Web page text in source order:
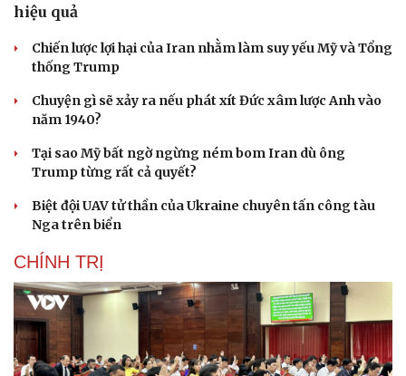
hiệu quả
Chiến lược lợi hại của Iran nhằm làm suy yếu Mỹ và Tổng
thống Trump
Chuyện gì sẽ xảy ra nếu phát xít Đức xâm lược Anh vào
năm 1940?
Tại sao Mỹ bất ngờ ngừng ném bom Iran dù ông
Trump từng rất cả quyết?
Biệt đội UAV tử thần của Ukraine chuyên tấn công tàu
Nga trên biển
CHÍNH TRỊ